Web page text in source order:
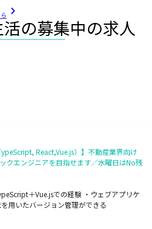
の募集中の求人
React,Vue.js）】不動産業界向け
クエンジニアを目指せます／水曜日はNo残
＋Vue.jsでの経験 ・ウェブアプリケ
用いたバージョン管理ができる